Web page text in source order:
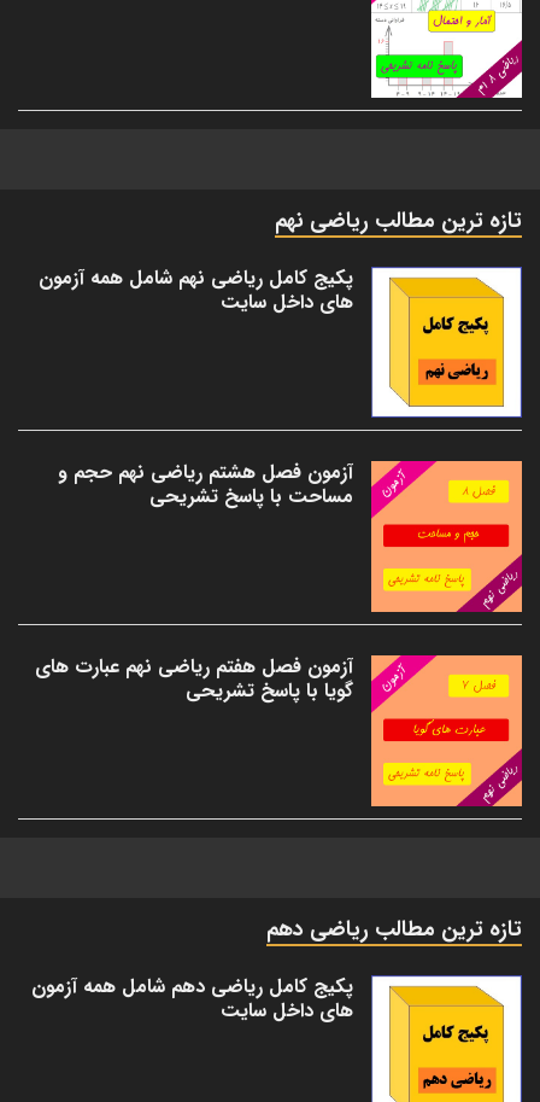
تازه ترین مطالب ریاضی نهم
پکیج کامل ریاضی نهم شامل همه آزمون
های داخل سایت
آزمون فصل هشتم ریاضی نهم حجم و
مساحت با پاسخ تشریحی
آزمون فصل هفتم ریاضی نهم عبارت های
گویا با پاسخ تشریحی
تازه ترین مطالب ریاضی دهم
پکیج کامل ریاضی دهم شامل همه آزمون
های داخل سایت